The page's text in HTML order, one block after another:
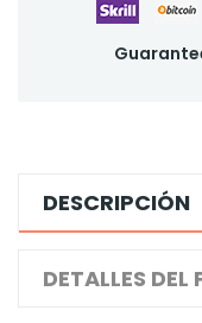
DESCRIPCIÓN
DETALLES